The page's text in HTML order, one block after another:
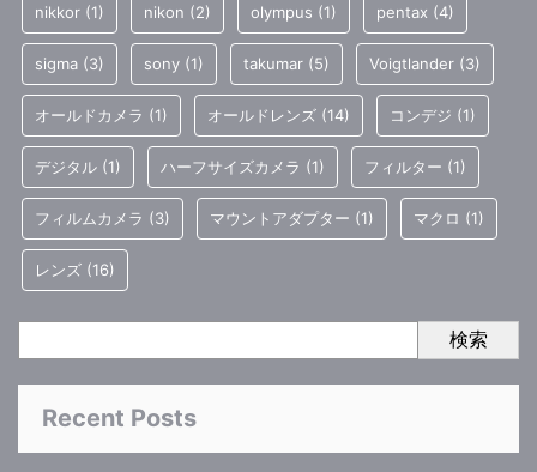
nikkor (1) nikon (2) olympus (1) pentax (4)
sigma (3) sony (1) takumar (5) Voigtlander (3)
オールドカメラ (1) オールドレンズ (14) コンデジ (1)
デジタル (1) ハーフサイズカメラ (1) フィルター (1)
フィルムカメラ (3) マウントアダプター (1) マクロ (1)
レンズ (16)
検索
Recent Posts